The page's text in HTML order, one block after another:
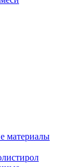
материалы